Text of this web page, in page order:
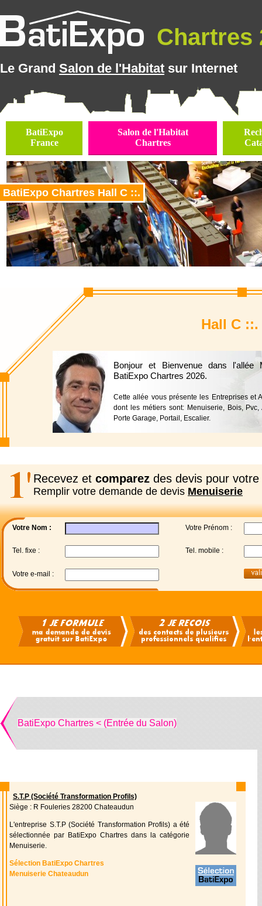
Chartres
Le Grand Salon de l'Habitat sur Internet
BatiExpo
France
Salon de l'Habitat
Chartres
BatiExpo Chartres Hall C ::.
Hall C
Bonjour et Bienvenue dans l'allée
BatiExpo Chartres 2026.
Cette allée vous présente les Entreprises et
dont les métiers sont: Menuiserie, Bois, Pvc,
Porte Garage, Portail, Escalier.
Recevez et comparez des devis pour votre
Remplir votre demande de devis Menuiserie
Votre Nom : Votre Prénom :
Tel. fixe : Tel. mobile :
Votre e-mail :
BatiExpo Chartres < (Entrée du Salon)
S.T.P (Société Transformation Profils)
Siège : R Fouleries 28200 Chateaudun
L'entreprise S.T.P (Société Transformation Profils) a été
sélectionnée par BatiExpo Chartres dans la catégorie
Menuiserie.
Sélection BatiExpo Chartres
Menuiserie Chateaudun